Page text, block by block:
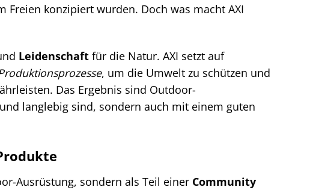
Freien konzipiert wurden. Doch was macht AXI
Leidenschaft für die Natur. AXI setzt auf
, um die Umwelt zu schützen und
Das Ergebnis sind Outdoor-
langlebig sind, sondern auch mit einem guten
Ausrüstung, sondern als Teil einer Community